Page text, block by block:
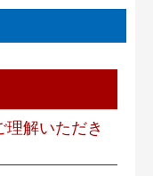
理解いただき